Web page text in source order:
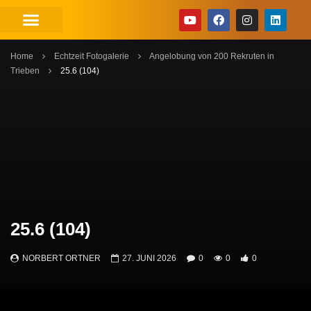
Home Echtzeit Fotogalerie
Angelobung von 200 Rekruten in
Trieben
25.6 (104)
25.6 (104)
NORBERT ORTNER 27. JUNI 2026 0 0 0